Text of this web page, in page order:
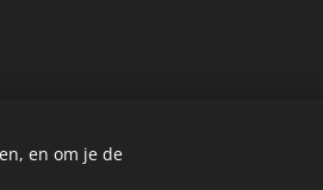
en om je de